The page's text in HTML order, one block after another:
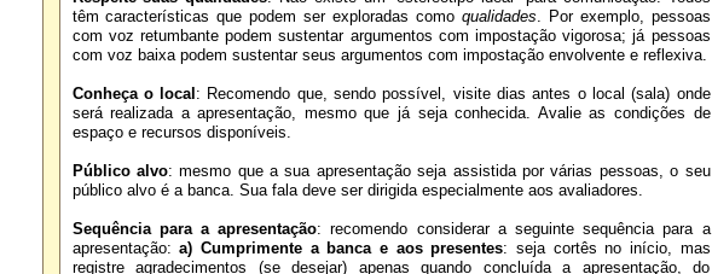
têm características que podem ser exploradas como qualidades . Por exemplo, pessoas
com voz retumbante podem sustentar argumentos com impostação vigorosa; já pessoas
com voz baixa podem sustentar seus argumentos com impostação envolvente e reflexiva.
Conheça o local : Recomendo que, sendo possível, visite dias antes o local (sala) onde
será realizada a apresentação, mesmo que já seja conhecida. Avalie as condições de
espaço e recursos disponíveis.
Público alvo: mesmo que a sua apresentação seja assistida por várias pessoas, o seu
público alvo é a banca. Sua fala deve ser dirigida especialmente aos avaliadores.
Sequência para a apresentação: recomendo considerar a seguinte sequência para a
apresentação:a) Cumprimente a banca e aos presentes: seja cortês no início, mas
registre agradecimentos (se desejar) apenas quando concluída a apresentação, do